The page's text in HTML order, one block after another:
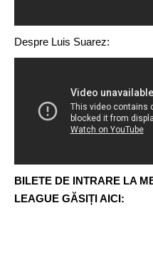
Despre Luis Suarez:
BILETE DE INTRARE LA
LEAGUE GĂSIȚI AICI: